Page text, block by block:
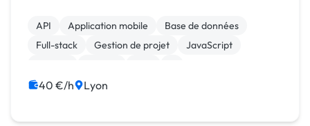
ce domaine et je suis prêt à mettre mes com...
API Application mobile
Base de données
Full-stack
Gestion de projet
JavaScript
40 €/h Lyon